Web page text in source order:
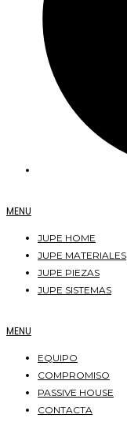
MENU
JUPE HOME
JUPE MATERIALES
JUPE PIEZAS
JUPE SISTEMAS
MENU
EQUIPO
COMPROMISO
PASSIVE HOUSE
CONTACTA